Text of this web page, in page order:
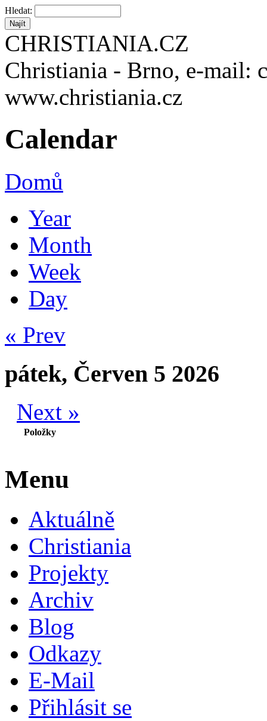
Hledat:
CHRISTIANIA.CZ
Christiania - Brno, e-mail:
www.christiania.cz
Calendar
Domů
Year
Month
Week
Day
« Prev
pátek, Červen 5 2026
Next »
Položky
Menu
Aktuálně
Christiania
Projekty
Archiv
Blog
Odkazy
E-Mail
Přihlásit se